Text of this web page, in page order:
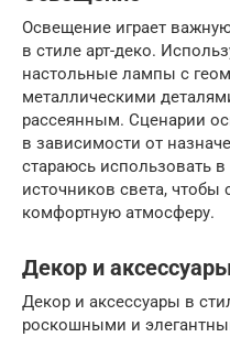
Освещение играет
в стиле арт-деко.
настольные лампы с
металлическими
рассеянным. Сценарии
в зависимости от
стараюсь использовать в
источников света, чтобы
комфортную атмосферу.
Декор и
Декор и аксессуары в
роскошными и